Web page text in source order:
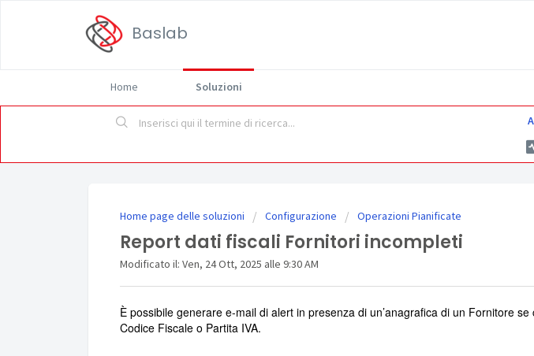
Baslab
Home Soluzioni
Home page delle soluzioni Configurazione Operazioni Pianificate
Report dati fiscali Fornitori incompleti
Modificato il: Ven, 24 Ott, 2025 alle 9:30 AM
È possibile generare e-mail di alert in presenza di un’anagrafica di un Fornitore se
Codice Fiscale o Partita IVA.